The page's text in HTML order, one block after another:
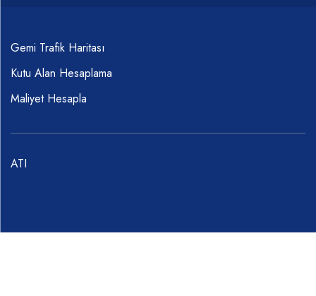
Gemi Trafik Haritası
Kutu Alan Hesaplama
Maliyet Hesapla
ATI